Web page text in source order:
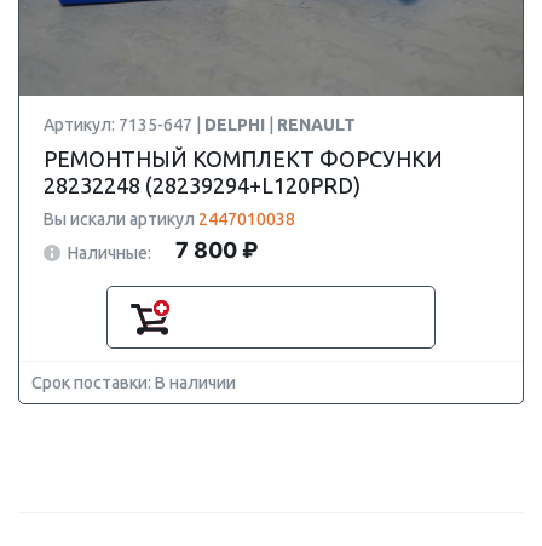
Артикул: 7135-647 | DELPHI RENAULT
РЕМОНТНЫЙ КОМПЛЕКТ ФОРСУНКИ
28232248 (28239294+L120PRD)
Вы искали артикул 2447010038
Наличные:
7 800 ₽
Срок поставки: В наличии